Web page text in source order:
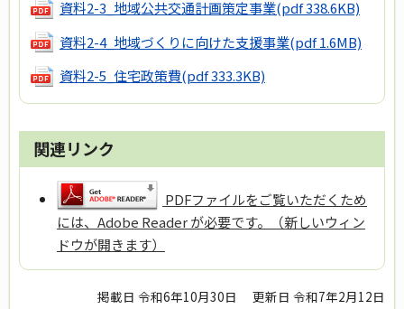
資料2-3_地域公共交通計画策定事業(pdf 338.6KB)
資料2-4_地域づくりに向けた支援事業(pdf 1.6MB)
資料2-5_住宅政策費(pdf 333.3KB)
関連リンク
PDFファイルをご覧いただくため
には、Adobe Reader が必要です。（新しいウィン
ドウが開きます）
掲載日 令和6年10月30日 更新日 令和7年2月12日